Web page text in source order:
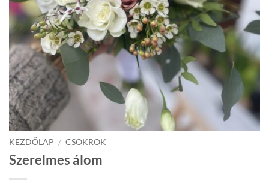
KEZDŐLAP / CSOKROK
Szerelmes álom